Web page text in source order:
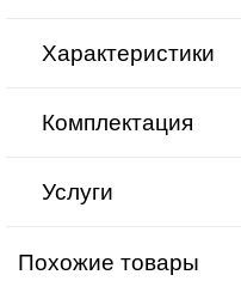
Характеристики
Комплектация
Услуги
Похожие товары